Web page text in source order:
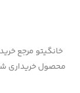
خانگیتو مرجع
محصول خریداری